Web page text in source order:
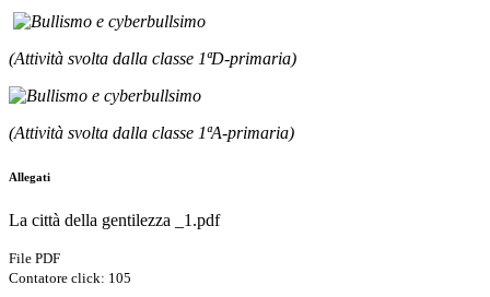
(Attività svolta dalla classe 1ªD-primaria)
(Attività svolta dalla classe 1ªA-primaria)
Allegati
La città della gentilezza _1.pdf
File PDF
Contatore click: 105